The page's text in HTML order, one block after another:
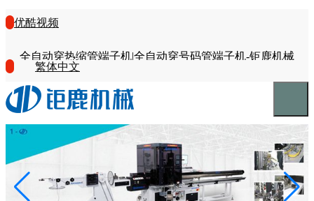
优酷视频
全自动穿热缩管端子机|全自动穿号码管端子机-钜鹿机械
繁体中文